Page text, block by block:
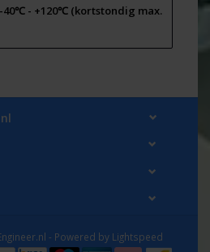
- +120℃ (kortstondig max.
13,3 mm
van deze twin-
en heb je toch een
- voor vragen of
- Powered by Lightspeed